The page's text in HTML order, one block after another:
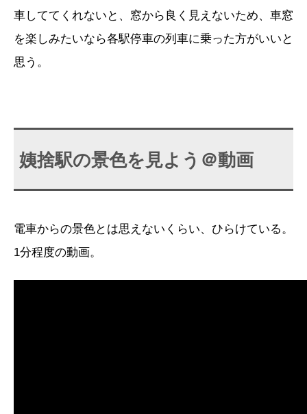
車しててくれないと、窓から良く見えないため、車窓
を楽しみたいなら各駅停車の列車に乗った方がいいと
思う。
姨捨駅の景色を見よう＠動画
電車からの景色とは思えないくらい、ひらけている。
1分程度の動画。